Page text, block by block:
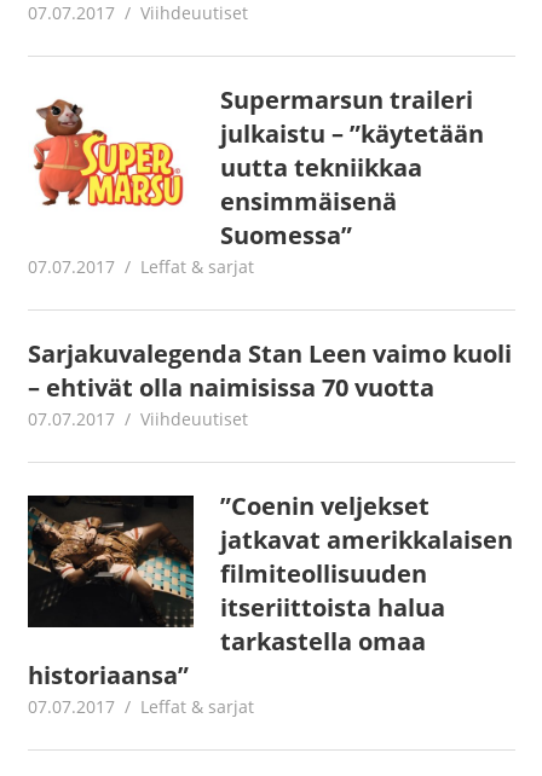
07.07.2017 Jouni Hirn
Viihdeuutiset
Supermarsun traileri
julkaistu – ”käytetään
uutta tekniikkaa
ensimmäisenä
Suomessa”
07.07.2017 Jouni Hirn
Leffat & sarjat
Sarjakuvalegenda Stan Leen vaimo kuoli
– ehtivät olla naimisissa 70 vuotta
07.07.2017 Jouni Hirn
Viihdeuutiset
”Coenin veljekset
jatkavat amerikkalaisen
filmiteollisuuden
itseriittoista halua
tarkastella omaa
historiaansa”
07.07.2017 Jouni Hirn
Leffat & sarjat